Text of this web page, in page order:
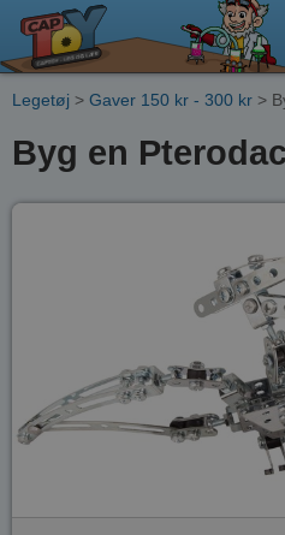
Legetøj > Gaver 150 kr - 300 kr >
Byg en